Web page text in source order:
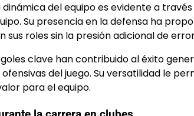
del equipo es evidente a
Su presencia en la defensa ha
roles sin la presión adicional de
clave han contribuido al éxito
del juego. Su versatilidad le
para el equipo.